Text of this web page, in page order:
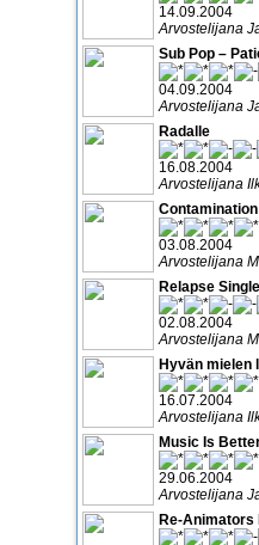
14.09.2004
Arvostelijana
Sub Pop –
04.09.2004
Arvostelijana
Radalle
16.08.2004
Arvostelijana
03.08.2004
Arvostelijana
Relapse
02.08.2004
Arvostelijana
Hyvän mielen
16.07.2004
Arvostelijana
Music Is
29.06.2004
Arvostelijana
Re-Animators